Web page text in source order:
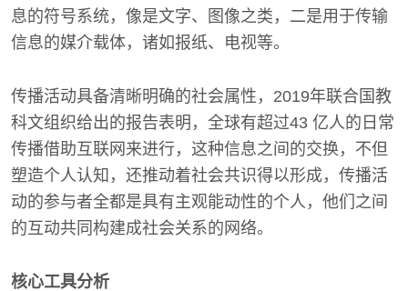
息的符号系统，像是文字、图像之类，二是用于传输
信息的媒介载体，诸如报纸、电视等。
传播活动具备清晰明确的社会属性，2019年联合国教
科文组织给出的报告表明，全球有超过43 亿人的日常
传播借助互联网来进行，这种信息之间的交换，不但
塑造个人认知，还推动着社会共识得以形成，传播活
动的参与者全都是具有主观能动性的个人，他们之间
的互动共同构建成社会关系的网络。
核心工具分析